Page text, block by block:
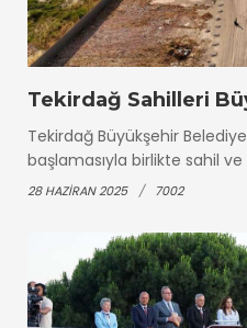
Tekirdağ Sahilleri
Tekirdağ Büyükşehir
başlamasıyla birlikte sahil ve
28 HAZIRAN 2025 7002